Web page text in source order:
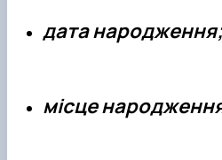
дата
місце